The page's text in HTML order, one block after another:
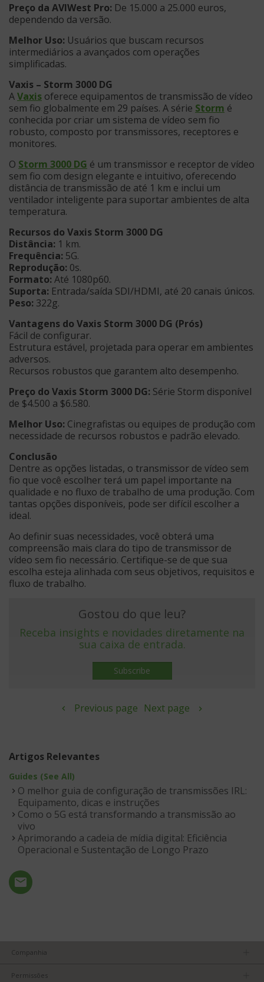
Preço da AVIWest Pro: De 15.000 a 25.000 euros,
dependendo da versão.
Melhor Uso: Usuários que buscam recursos
intermediários a avançados com operações
simplificadas.
Vaxis – Storm 3000 DG
AVaxis oferece equipamentos de transmissão de vídeo
sem fio globalmente em 29 países. A série Storm é
conhecida por criar um sistema de vídeo sem fio
robusto, composto por transmissores, receptores e
monitores.
O Storm 3000 DG é um transmissor e receptor de vídeo
sem fio com design elegante e intuitivo, oferecendo
distância de transmissão de até 1 km e inclui um
ventilador inteligente para suportar ambientes de alta
temperatura.
Recursos do Vaxis Storm 3000 DG
Distância: 1 km.
Frequência: 5G.
Reprodução: 0s.
Formato: Até 1080p60.
Suporta: Entrada/saída SDI/HDMI, até 20 canais únicos.
Peso: 322g.
Vantagens do Vaxis Storm 3000 DG (Prós)
Fácil de configurar.
Estrutura estável, projetada para operar em ambientes
adversos.
Recursos robustos que garantem alto desempenho.
Preço do Vaxis Storm 3000 DG: Série Storm disponível
de $4.500 a $6.580.
Melhor Uso: Cinegrafistas ou equipes de produção com
necessidade de recursos robustos e padrão elevado.
Conclusão
Dentre as opções listadas, o transmissor de vídeo sem
fio que você escolher terá um papel importante na
qualidade e no fluxo de trabalho de uma produção. Com
tantas opções disponíveis, pode ser difícil escolher a
ideal.
Ao definir suas necessidades, você obterá uma
compreensão mais clara do tipo de transmissor de
vídeo sem fio necessário. Certifique-se de que sua
escolha esteja alinhada com seus objetivos, requisitos e
fluxo de trabalho.
Gostou do que leu?
Receba insights e novidades diretamente na
sua caixa de entrada.
Subscribe
Previous page Next page
Artigos Relevantes
Guides (See All)
O melhor guia de configuração de transmissões IRL:
Equipamento, dicas e instruções
Como o 5G está transformando a transmissão ao
vivo
Aprimorando a cadeia de mídia digital: Eficiência
Operacional e Sustentação de Longo Prazo
Companhia
Permissões